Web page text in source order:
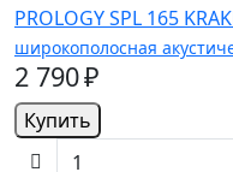
PROLOGY SPL 165
широкополосная
2 790 ₽
Купить